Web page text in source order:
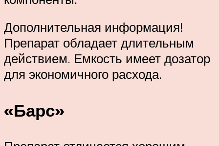
Дополнительная информация!
Препарат обладает длительным
действием. Емкость имеет дозатор
для экономичного расхода.
«Барс»